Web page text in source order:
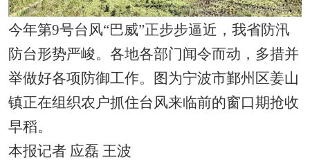
今年第9号台风“巴威”正步步逼近，我省防汛
防台形势严峻。各地各部门闻令而动，多措并
举做好各项防御工作。图为宁波市鄞州区姜山
镇正在组织农户抓住台风来临前的窗口期抢收
早稻。
本报记者 应磊 王波